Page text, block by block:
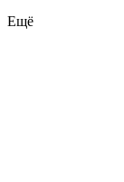
Ещё